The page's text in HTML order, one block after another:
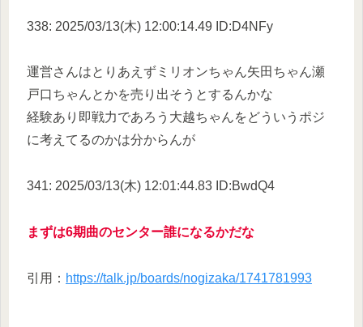
338: 2025/03/13(木) 12:00:14.49 ID:D4NFy
運営さんはとりあえずミリオンちゃん矢田ちゃん瀬
戸口ちゃんとかを売り出そうとするんかな
経験あり即戦力であろう大越ちゃんをどういうポジ
に考えてるのかは分からんが
341: 2025/03/13(木) 12:01:44.83 ID:BwdQ4
まずは6期曲のセンター誰になるかだな
引用： https://talk.jp/boards/nogizaka/1741781993